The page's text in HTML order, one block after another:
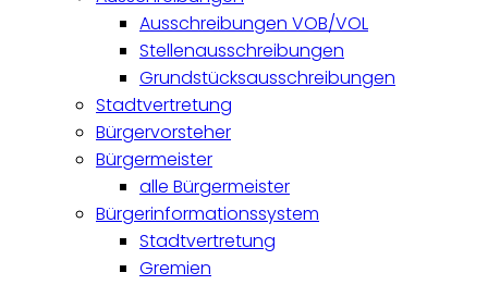
Ausschreibungen VOB/VOL
Stellenausschreibungen
Grundstücksausschreibungen
Stadtvertretung
Bürgervorsteher
Bürgermeister
alle Bürgermeister
Bürgerinformationssystem
Stadtvertretung
Gremien